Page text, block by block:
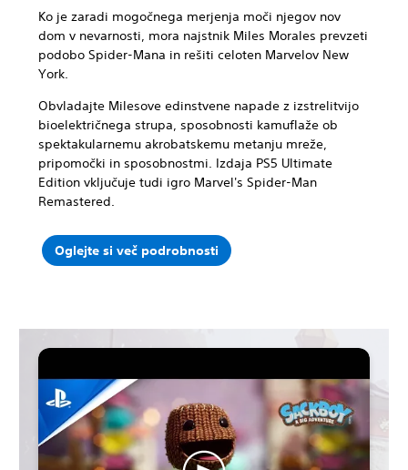
Ko je zaradi mogočnega merjenja moči njegov nov
dom v nevarnosti, mora najstnik Miles Morales prevzeti
podobo Spider-Mana in rešiti celoten Marvelov New
York.
Obvladajte Milesove edinstvene napade z izstrelitvijo
bioelektričnega strupa, sposobnosti kamuflaže ob
spektakularnemu akrobatskemu metanju mreže,
pripomočki in sposobnostmi. Izdaja PS5 Ultimate
Edition vključuje tudi igro Marvel's Spider-Man
Remastered.
Oglejte si več podrobnosti